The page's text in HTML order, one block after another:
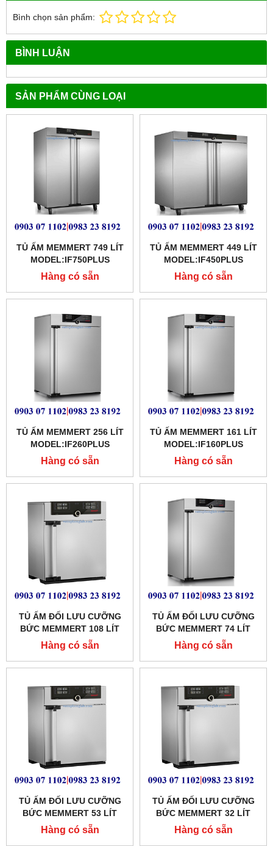
Bình chọn sản phẩm:
BÌNH LUẬN
SẢN PHẨM CÙNG LOẠI
TỦ ẤM MEMMERT 749 LÍT
MODEL:IF750PLUS
Hàng có sẵn
TỦ ẤM MEMMERT 449 LÍT
MODEL:IF450PLUS
Hàng có sẵn
TỦ ẤM MEMMERT 256 LÍT
MODEL:IF260PLUS
Hàng có sẵn
TỦ ẤM MEMMERT 161 LÍT
MODEL:IF160PLUS
Hàng có sẵn
TỦ ẤM ĐỐI LƯU CƯỠNG
BỨC MEMMERT 108 LÍT
MODEL: IF110PLUS
Hàng có sẵn
TỦ ẤM ĐỐI LƯU CƯỠNG
BỨC MEMMERT 74 LÍT
MODEL:IF75PLUS
Hàng có sẵn
TỦ ẤM ĐỐI LƯU CƯỠNG
BỨC MEMMERT 53 LÍT
MODEL:IF55PLUS
Hàng có sẵn
TỦ ẤM ĐỐI LƯU CƯỠNG
BỨC MEMMERT 32 LÍT
MODEL:IF30PLUS
Hàng có sẵn